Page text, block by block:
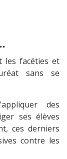
les facéties et
sans se
des
ses élèves
ces derniers
contre les